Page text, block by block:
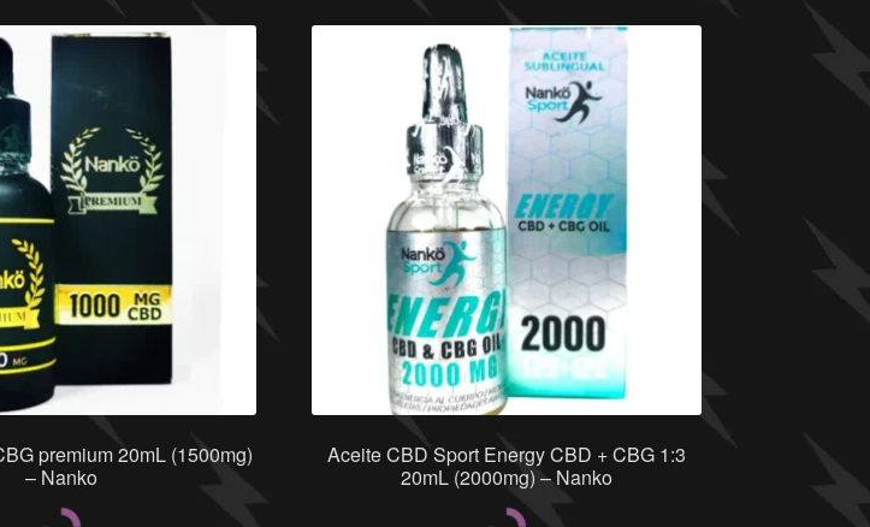
premium 20mL (1500mg)
– Nanko
Aceite CBD Sport Energy CBD + CBG 1:3
20mL (2000mg) – Nanko